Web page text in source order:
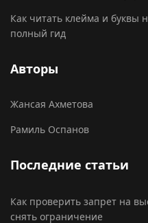
Как читать клейма и буквы
полный гид
Авторы
Жансая Ахметова
Рамиль Оспанов
Последние статьи
Как проверить запрет на
снять ограничение